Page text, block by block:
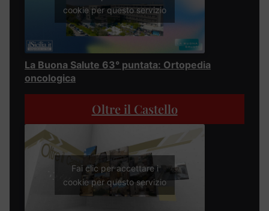
cookie per questo servizio
La Buona Salute 63° puntata: Ortopedia
oncologica
Oltre il Castello
Fai clic per accettare i
cookie per questo servizio